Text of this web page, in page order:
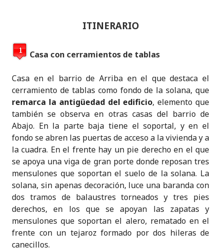
ITINERARIO
Casa con cerramientos de tablas
Casa en el barrio de Arriba en el que destaca el
cerramiento de tablas como fondo de la solana, que
remarca la antigüedad del edificio, elemento que
también se observa en otras casas del barrio de
Abajo. En la parte baja tiene el soportal, y en el
fondo se abren las puertas de acceso a la vivienda y a
la cuadra. En el frente hay un pie derecho en el que
se apoya una viga de gran porte donde reposan tres
mensulones que soportan el suelo de la solana. La
solana, sin apenas decoración, luce una baranda con
dos tramos de balaustres torneados y tres pies
derechos, en los que se apoyan las zapatas y
mensulones que soportan el alero, rematado en el
frente con un tejaroz formado por dos hileras de
canecillos.